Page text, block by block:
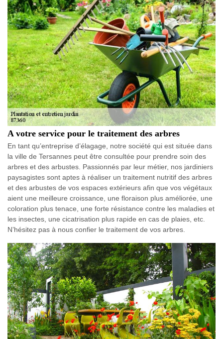
A votre service pour le traitement des arbres
En tant qu’entreprise d’élagage, notre société qui est située dans
la ville de Tersannes peut être consultée pour prendre soin des
arbres et des arbustes. Passionnés par leur métier, nos jardiniers
paysagistes sont aptes à réaliser un traitement nutritif des arbres
et des arbustes de vos espaces extérieurs afin que vos végétaux
aient une meilleure croissance, une floraison plus améliorée, une
coloration plus tenace, une forte résistance contre les maladies et
les insectes, une cicatrisation plus rapide en cas de plaies, etc.
N’hésitez pas à nous confier le traitement de vos arbres.